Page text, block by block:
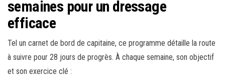
semaines pour un dressage
efficace
Tel un carnet de bord de capitaine, ce programme détaille la route
à suivre pour 28 jours de progrès. À chaque semaine, son objectif
et son exercice clé :